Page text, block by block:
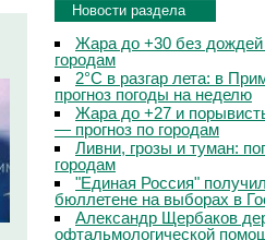
Новости раздела
Жара до +30 без
городам
2°C в разгар лета: в
прогноз погоды на неделю
Жара до +27 и
— прогноз по городам
Ливни, грозы и туман:
городам
"Единая Россия"
бюллетене на выборах в
Александр Щербаков
офтальмологической